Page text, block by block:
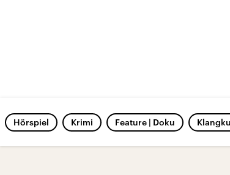
Hörspiel Krimi Feature | Doku